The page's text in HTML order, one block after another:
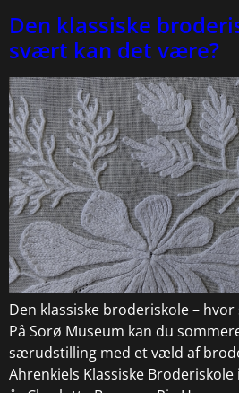
Den klassiske
svært kan det være?
Den klassiske broderiskole –
På Sorø Museum kan du
særudstilling med et væld af
Ahrenkiels Klassiske